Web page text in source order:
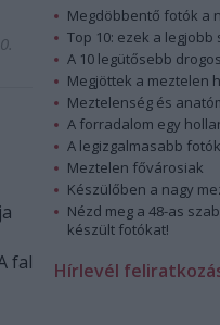
fal
Megdöbbentő fotók a
Top 10: ezek a
A 10 legütősebb
Megjöttek a meztelen
Meztelenség és
A forradalom egy
A legizgalmasabb
Meztelen fővárosiak
Készülőben a nagy
Nézd meg a 48-as
készült fotókat!
Hírlevél